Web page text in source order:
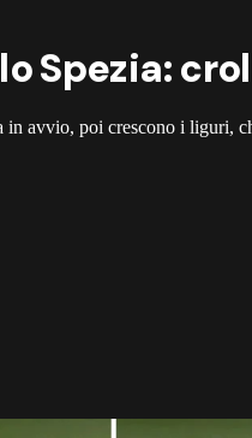
Spezia:
in avvio, poi crescono i liguri,